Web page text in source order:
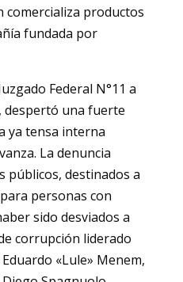
comercializa productos
fundada por
Federal N°11 a
despertó una fuerte
ya tensa interna
La denuncia
públicos, destinados a
personas con
sido desviados a
corrupción liderado
«Lule» Menem,